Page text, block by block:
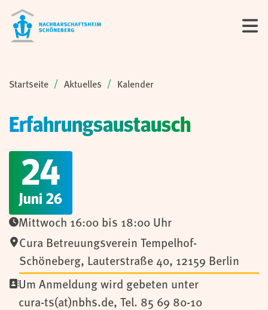
Sie sind hier:
Startseite Aktuelles Kalender
Erfahrungsaustausch
24
Juni 26
Mittwoch 16:00 bis 18:00 Uhr
Cura Betreuungsverein Tempelhof-
Schöneberg, Lauterstraße 40, 12159 Berlin
Um Anmeldung wird gebeten unter
cura-ts(at)nbhs.de, Tel. 85 69 80-10